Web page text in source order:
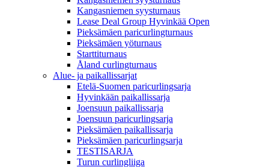
Kangasniemen syysturnaus
Lease Deal Group Hyvinkää Open
Pieksämäen paricurlingturnaus
Pieksämäen yöturnaus
Starttiturnaus
Åland curlingturnaus
Alue- ja paikallissarjat
Etelä-Suomen paricurlingsarja
Hyvinkään paikallissarja
Joensuun paikallissarja
Joensuun paricurlingsarja
Pieksämäen paikallissarja
Pieksämäen paricurlingsarja
TESTISARJA
Turun curlingliiga